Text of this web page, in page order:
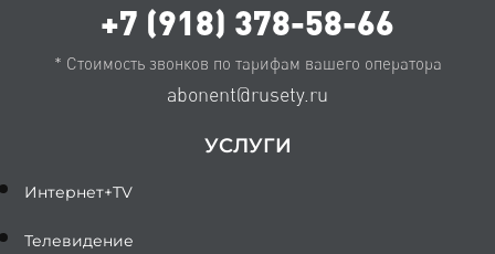
+7 (918) 378-58-66
* Стоимость звонков по тарифам вашего оператора
abonent@rusety.ru
УСЛУГИ
Интернет+TV
Телевидение